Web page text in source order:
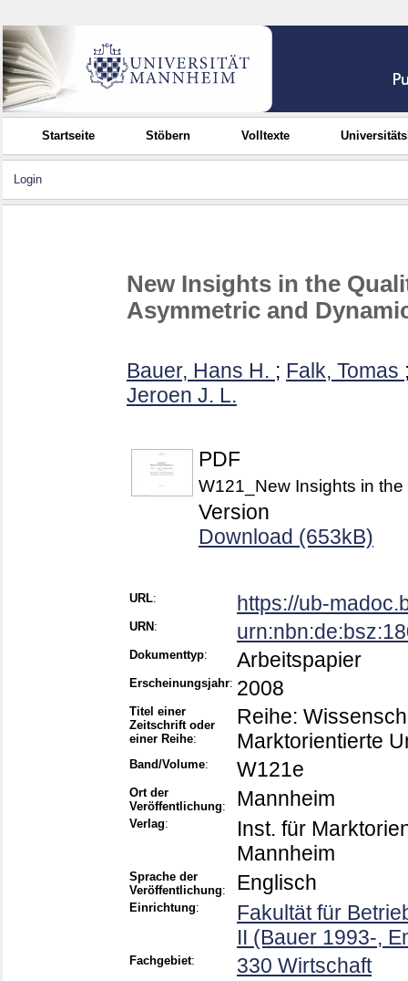
Startseite Stöbern Volltexte
Login
New Insights in the
Asymmetric and
Bauer, Hans H. ; Falk, Tomas
Jeroen J. L.
PDF
W121_New Insights in
Version
Download (653kB)
URL: https://ub-
URN :
Dokumenttyp: Arbeitspapier
Erscheinungsjahr: 2008
Titel einer
Zeitschrift oder
einer Reihe:
Reihe:
Marktorientierte
Band/Volume: W121e
Ort der
Veröffentlichung: Mannheim
Verlag:
Inst. für
Mannheim
Sprache der
Veröffentlichung: Englisch
Einrichtung:
Fakultät für
II (Bauer 1993-,
Fachgebiet: 330 Wirtschaft